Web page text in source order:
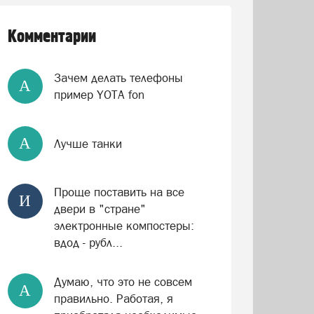
Комментарии
А
Зачем делать телефоны
пример YOTA fon
А Лучше танки
И
Проще поставить на все
двери в "стране"
электронные компостеры:
вдод - рубл...
А
Думаю, что это не совсем
правильно. Работая, я